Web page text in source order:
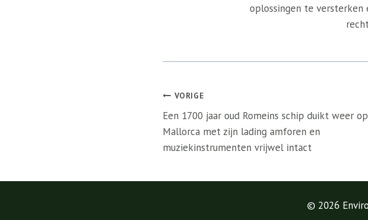
oplossingen te versterken
Bericht
navigatie
VORIGE
Een 1700 jaar oud Romeins schip duikt weer
Mallorca met zijn lading amforen en
muziekinstrumenten vrijwel intact
© 2026